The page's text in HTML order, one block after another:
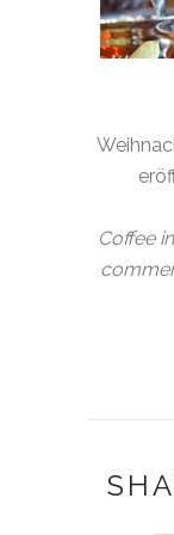
Coffee